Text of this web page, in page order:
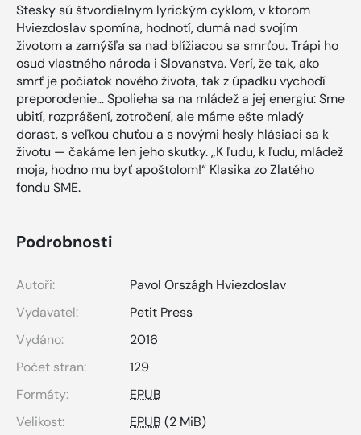
Stesky sú štvordielnym lyrickým cyklom, v ktorom
Hviezdoslav spomína, hodnotí, dumá nad svojím
životom a zamýšľa sa nad blížiacou sa smrťou. Trápi ho
osud vlastného národa i Slovanstva. Verí, že tak, ako
smrť je počiatok nového života, tak z úpadku vychodí
preporodenie… Spolieha sa na mládež a jej energiu: Sme
ubití, rozprášení, zotročení, ale máme ešte mladý
dorast, s veľkou chuťou a s novými hesly hlásiaci sa k
životu — čakáme len jeho skutky. „K ľudu, k ľudu, mládež
moja, hodno mu byť apoštolom!“ Klasika zo Zlatého
fondu SME.
Podrobnosti
Autoři:
Pavol Országh Hviezdoslav
Vydavatel:
Petit Press
Vydáno:
2016
Počet stran:
129
Formáty:
EPUB
Velikost:
EPUB (2 MiB)